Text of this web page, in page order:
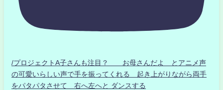
/プロジェクトA子さんも注目？ お母さんだよ とアニメ声
の可愛いらしい声で手を振ってくれる 起き上がりながら両手
をパタパタさせて 右へ左へと ダンスする